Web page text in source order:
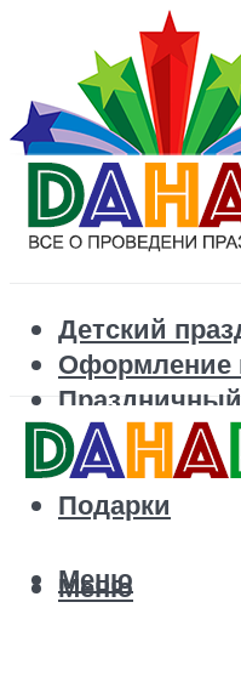
Детский
Оформление
Корпоратив
Подарки
Меню
Меню